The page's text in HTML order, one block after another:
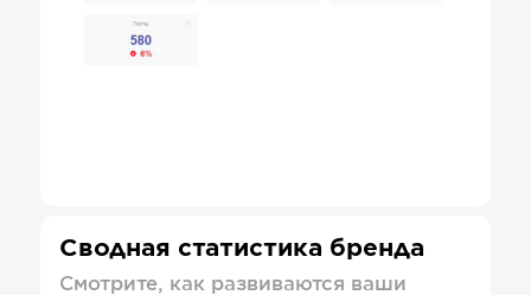
Сводная статистика бренда
Смотрите, как развиваются ваши